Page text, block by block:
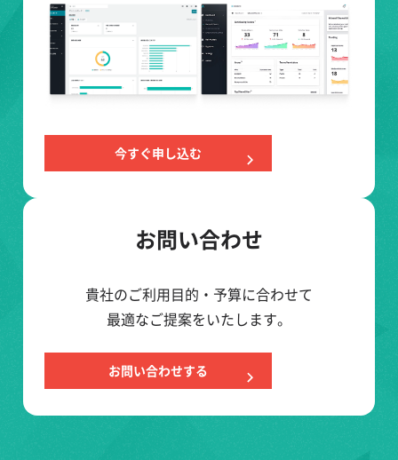
今すぐ申し込む
お問い合わせ
貴社のご利用目的・予算に合わせて
最適なご提案をいたします。
お問い合わせする